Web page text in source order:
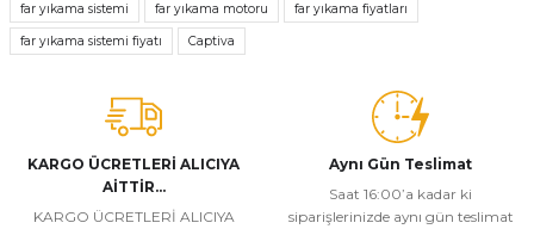
Ürün resmi kalitesiz, bozuk veya görüntülenemiyor.
Ürün açıklamasında eksik bilgiler bulunuyor.
Ürün fiyatı diğer sitelerden daha pahalı.
Bu ürüne benzer farklı alternatifler olmalı.
far yıkama sistemi far yıkama motoru far yıkama fiyatları
far yıkama sistemi fiyatı Captiva
KARGO ÜCRETLERİ ALICIYA
AİTTİR...
KARGO ÜCRETLERİ ALICIYA
Aynı Gün Teslimat
Saat 16:00’a kadar ki
siparişlerinizde aynı gün teslimat